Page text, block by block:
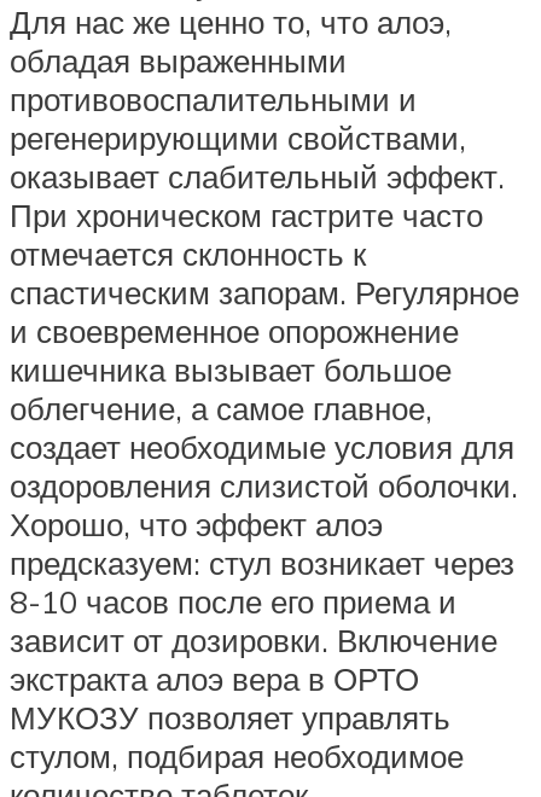
Для нас же ценно то, что алоэ,
обладая выраженными
противовоспалительными и
регенерирующими свойствами,
оказывает слабительный эффект.
При хроническом гастрите часто
отмечается склонность к
спастическим запорам. Регулярное
и своевременное опорожнение
кишечника вызывает большое
облегчение, а самое главное,
создает необходимые условия для
оздоровления слизистой оболочки.
Хорошо, что эффект алоэ
предсказуем: стул возникает через
8-10 часов после его приема и
зависит от дозировки. Включение
экстракта алоэ вера в ОРТО
МУКОЗУ позволяет управлять
стулом, подбирая необходимое